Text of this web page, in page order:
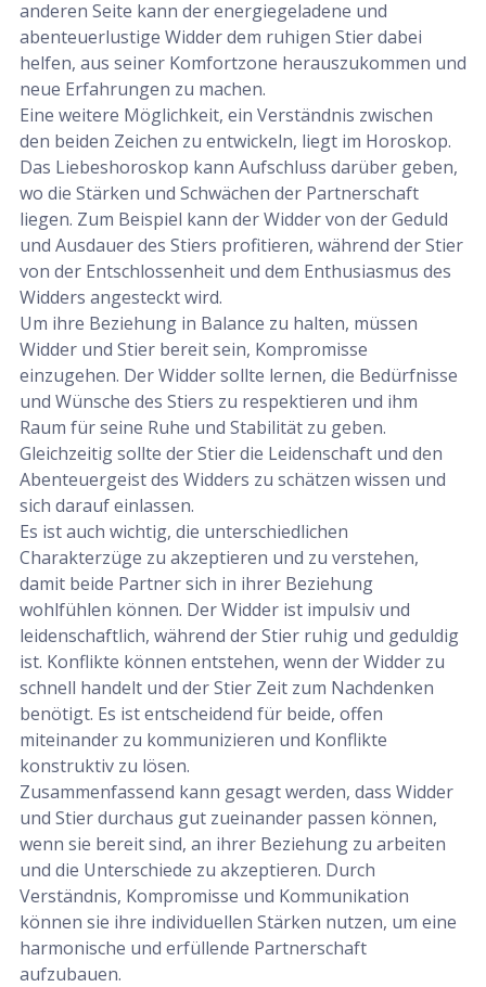
anderen Seite kann der energiegeladene und
abenteuerlustige Widder dem ruhigen Stier dabei
helfen, aus seiner Komfortzone herauszukommen und
neue Erfahrungen zu machen.
Eine weitere Möglichkeit, ein Verständnis zwischen
den beiden Zeichen zu entwickeln, liegt im Horoskop.
Das Liebeshoroskop kann Aufschluss darüber geben,
wo die Stärken und Schwächen der Partnerschaft
liegen. Zum Beispiel kann der Widder von der Geduld
und Ausdauer des Stiers profitieren, während der Stier
von der Entschlossenheit und dem Enthusiasmus des
Widders angesteckt wird.
Um ihre Beziehung in Balance zu halten, müssen
Widder und Stier bereit sein, Kompromisse
einzugehen. Der Widder sollte lernen, die Bedürfnisse
und Wünsche des Stiers zu respektieren und ihm
Raum für seine Ruhe und Stabilität zu geben.
Gleichzeitig sollte der Stier die Leidenschaft und den
Abenteuergeist des Widders zu schätzen wissen und
sich darauf einlassen.
Es ist auch wichtig, die unterschiedlichen
Charakterzüge zu akzeptieren und zu verstehen,
damit beide Partner sich in ihrer Beziehung
wohlfühlen können. Der Widder ist impulsiv und
leidenschaftlich, während der Stier ruhig und geduldig
ist. Konflikte können entstehen, wenn der Widder zu
schnell handelt und der Stier Zeit zum Nachdenken
benötigt. Es ist entscheidend für beide, offen
miteinander zu kommunizieren und Konflikte
konstruktiv zu lösen.
Zusammenfassend kann gesagt werden, dass Widder
und Stier durchaus gut zueinander passen können,
wenn sie bereit sind, an ihrer Beziehung zu arbeiten
und die Unterschiede zu akzeptieren. Durch
Verständnis, Kompromisse und Kommunikation
können sie ihre individuellen Stärken nutzen, um eine
harmonische und erfüllende Partnerschaft
aufzubauen.